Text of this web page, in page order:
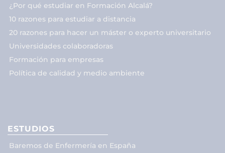
¿Por qué estudiar en Formación Alcalá?
10 razones para estudiar a distancia
20 razones para hacer un máster o experto universitario
Universidades colaboradoras
Formación para empresas
Política de calidad y medio ambiente
ESTUDIOS
Baremos de Enfermería en España